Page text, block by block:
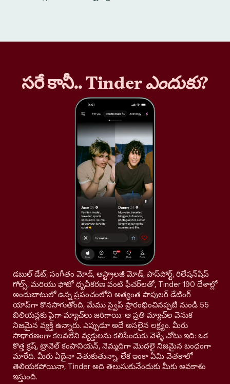
సరే కానీ.. Tinderఎందుకు?
డబుల్ డేట్, సంగీతం మోడ్, ఆస్ట్రాలజీ మోడ్, పాస్‌పోర్ట్, రిలేషన్‌షిప్
గోల్స్, మరియు ఫోటో ధృవీకరణ వంటి ఫీచర్‌లతో, Tinder 190 దేశాల్లో
అందుబాటులో ఉన్న ప్రపంచంలోని అత్యంత పాపులర్ డేటింగ్
యాప్‌గా కొనసాగుతోంది, మేము స్వైప్ ప్రారంభించినప్పటి నుండి 55
బిలియన్లకు పైగా మ్యాచ్‌లు జరిగాయి. ఆ ప్రతి మ్యాచ్‌ల వెనుక
నిజమైన వ్యక్తి ఉన్నారు. ఎప్పుడూ అదే అసలైన లక్ష్యం. మీరు
సాధారణంగా కలవలేని వ్యక్తులను కలిసేందుకు వెళ్ళే చోటు ఇది: ఒక
కొత్త క్రష్, ట్రావెల్ కంపానియన్, నెమ్మదిగా మొదలై నిజమైన బంధంగా
మారేది. మీరు ఏదైనా వెతుకుతున్నా, లేక ఇంకా ఏమి వెతకాలో
తెలియకపోయినా, Tinder అది తెలుసుకునేందుకు మీకు అవకాశం
ఇస్తుంది.